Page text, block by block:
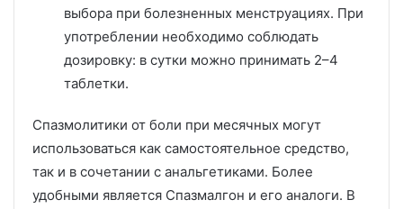
выбора при болезненных менструациях. При
употреблении необходимо соблюдать
дозировку: в сутки можно принимать 2–4
таблетки.
Спазмолитики от боли при месячных могут
использоваться как самостоятельное средство,
так и в сочетании с анальгетиками. Более
удобными является Спазмалгон и его аналоги. В